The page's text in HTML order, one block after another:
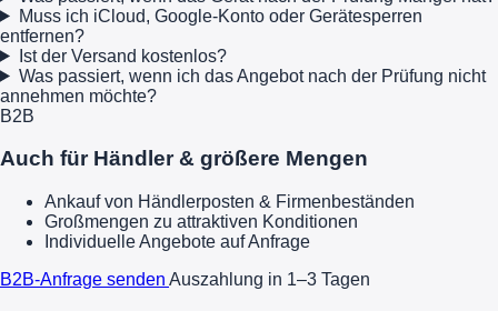
Muss ich iCloud, Google-Konto oder Gerätesperren
entfernen?
Ist der Versand kostenlos?
Was passiert, wenn ich das Angebot nach der Prüfung nicht
annehmen möchte?
B2B
Auch für Händler & größere Mengen
Ankauf von Händlerposten & Firmenbeständen
Großmengen zu attraktiven Konditionen
Individuelle Angebote auf Anfrage
B2B-Anfrage senden Auszahlung in 1–3 Tagen